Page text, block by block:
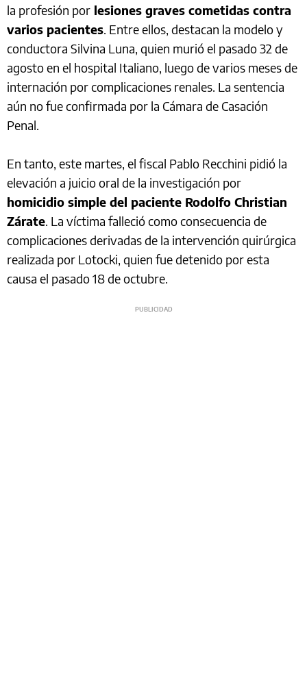
la profesión por lesiones graves cometidas contra
varios pacientes. Entre ellos, destacan la modelo y
conductora Silvina Luna, quien murió el pasado 32 de
agosto en el hospital Italiano, luego de varios meses de
internación por complicaciones renales. La sentencia
aún no fue confirmada por la Cámara de Casación
Penal.
En tanto, este martes, el fiscal Pablo Recchini pidió la
elevación a juicio oral de la investigación por
homicidio simple del paciente Rodolfo Christian
Zárate. La víctima falleció como consecuencia de
complicaciones derivadas de la intervención quirúrgica
realizada por Lotocki, quien fue detenido por esta
causa el pasado 18 de octubre.